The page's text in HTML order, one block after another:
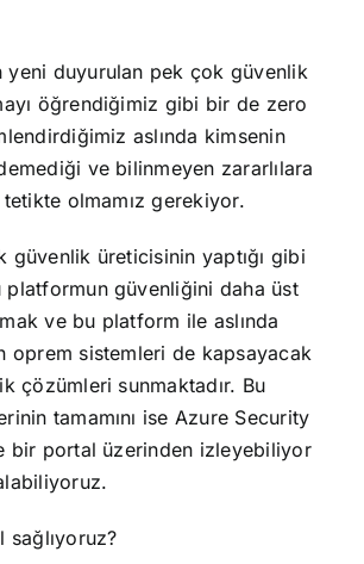
yeni duyurulan pek çok güvenlik
öğrendiğimiz gibi bir de zero
aslında kimsenin
ve bilinmeyen zararlılara
tetikte olmamız gerekiyor.
güvenlik üreticisinin yaptığı gibi
platformun güvenliğini daha üst
ve bu platform ile aslında
oprem sistemleri de kapsayacak
çözümleri sunmaktadır. Bu
tamamını ise Azure Security
bir portal üzerinden izleyebiliyor
sağlıyoruz?